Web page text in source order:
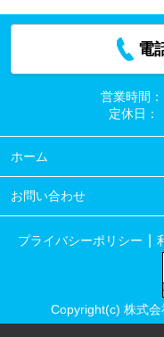
電
営業時間：
定休日：
ホーム
お問い合わせ
プライバシーポリシー
Copyright(c) 株式会